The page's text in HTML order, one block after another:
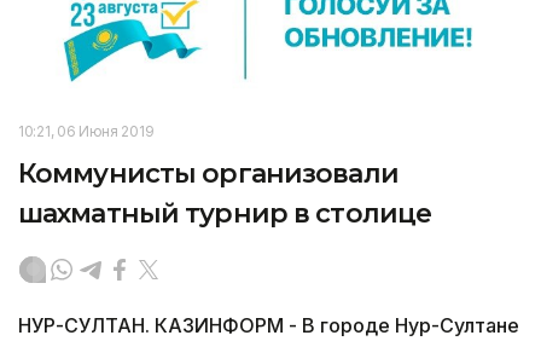
10:21, 06 Июня 2019
Коммунисты организовали
шахматный турнир в столице
НУР-СУЛТАН. КАЗИНФОРМ ­- В городе Нур-Султане